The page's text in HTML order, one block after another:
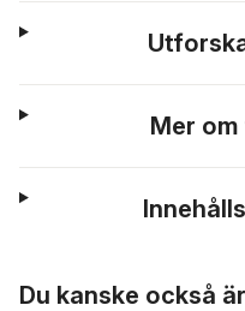
Mer
Du kanske också